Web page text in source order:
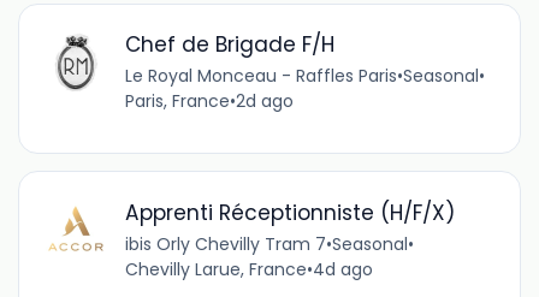
Chef de Brigade F/H
Le Royal Monceau - Raffles Paris•Seasonal•
Paris, France•2d ago
Apprenti Réceptionniste (H/F/X)
ibis Orly Chevilly Tram 7•Seasonal•
Chevilly Larue, France•4d ago